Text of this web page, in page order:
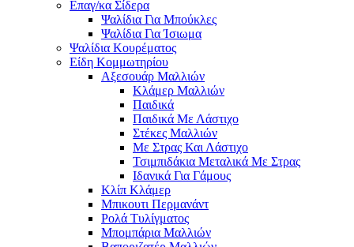
Επαγ/κα Σίδερα
Ψαλίδια Για Μπούκλες
Ψαλίδια Για Ίσιωμα
Ψαλίδια Κουρέματος
Είδη Κομμωτηρίου
Αξεσουάρ Μαλλιών
Κλάμερ Μαλλιών
Παιδικά
Παιδικά Με Λάστιχο
Στέκες Μαλλιών
Με Στρας Και Λάστιχο
Τσιμπιδάκια Μεταλικά Με Στρας
Ιδανικά Για Γάμους
Κλίπ Κλάμερ
Μπικουτι Περμανάντ
Ρολά Τυλίγματος
Μπομπάρια Μαλλιών